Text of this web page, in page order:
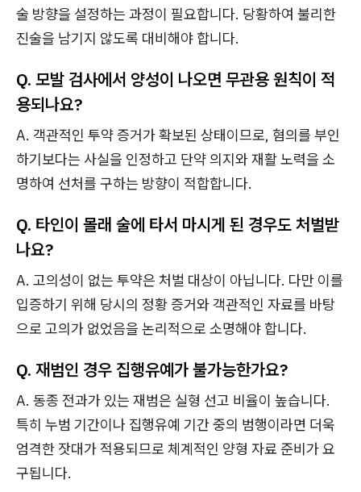
술 방향을 설정하는 과정이 필요합니다. 당황하여 불리한
진술을 남기지 않도록 대비해야 합니다.
Q. 모발 검사에서 양성이 나오면 무관용 원칙이 적
용되나요?
A. 객관적인 투약 증거가 확보된 상태이므로, 혐의를 부인
하기보다는 사실을 인정하고 단약 의지와 재활 노력을 소
명하여 선처를 구하는 방향이 적합합니다.
Q. 타인이 몰래 술에 타서 마시게 된 경우도 처벌받
나요?
A. 고의성이 없는 투약은 처벌 대상이 아닙니다. 다만 이를
입증하기 위해 당시의 정황 증거와 객관적인 자료를 바탕
으로 고의가 없었음을 논리적으로 소명해야 합니다.
Q. 재범인 경우 집행유예가 불가능한가요?
A. 동종 전과가 있는 재범은 실형 선고 비율이 높습니다.
특히 누범 기간이나 집행유예 기간 중의 범행이라면 더욱
엄격한 잣대가 적용되므로 체계적인 양형 자료 준비가 요
구됩니다.